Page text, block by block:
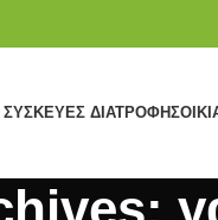
ΣΥΣΚΕΥΈΣ ΔΙΑΤΡΟΦΉΣ